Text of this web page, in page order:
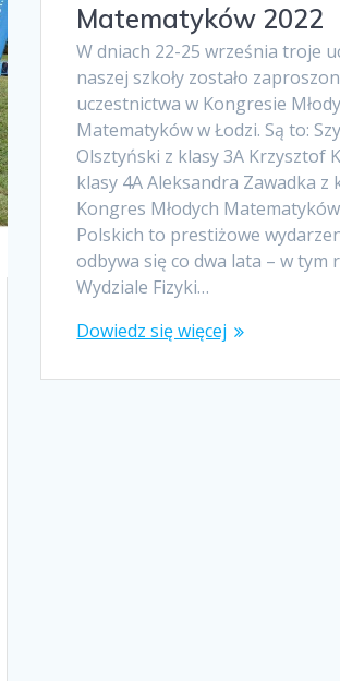
Matematyków 2022
W dniach 22-25 września troje
naszej szkoły zostało
uczestnictwa w Kongresie
Matematyków w Łodzi. Są to:
Olsztyński z klasy 3A Krzysztof
klasy 4A Aleksandra Zawadka z
Kongres Młodych Matematyków
Polskich to prestiżowe
odbywa się co dwa lata – w tym
Wydziale Fizyki…
Dowiedz się więcej